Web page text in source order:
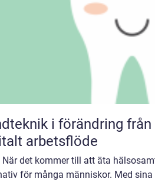
i förändring från gipsmodell till
arbetsflöde
När det kommer till att äta
för många människor. Med